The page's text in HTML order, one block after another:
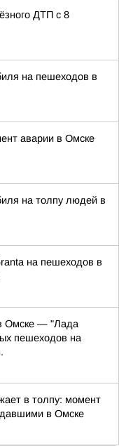
ДТП с 8
на пешеходов в
аварии в Омске
на толпу людей в
на пешеходов в
Омске — "Лада
пешеходов на
в толпу: момент
в Омске